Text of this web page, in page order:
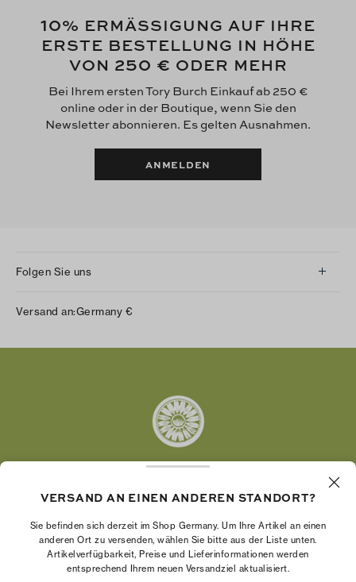
10% ERMÄSSIGUNG AUF IHRE
ERSTE BESTELLUNG IN HÖHE
VON 250 € ODER MEHR
Bei Ihrem ersten Tory Burch Einkauf ab 250 €
online oder in der Boutique, wenn Sie den
Newsletter abonnieren. Es gelten Ausnahmen.
ANMELDEN
Folgen Sie uns
Twitter
Versand an:Germany €
Die Tory Burch Foundation stärkt die
Unternehmerinnen dabei unterstützt, ein starkes
und beständiges Unternehmen aufzubauen.
VERSAND AN EINEN ANDEREN STANDORT?
Sie befinden sich derzeit im Shop Germany. Um Ihre Artikel an einen
anderen Ort zu versenden, wählen Sie bitte aus der Liste unten.
Artikelverfügbarkeit, Preise und Lieferinformationen werden
entsprechend Ihrem neuen Versandziel aktualisiert.